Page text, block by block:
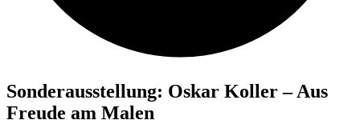
Sonderausstellung: Oskar Koller – Aus
Freude am Malen